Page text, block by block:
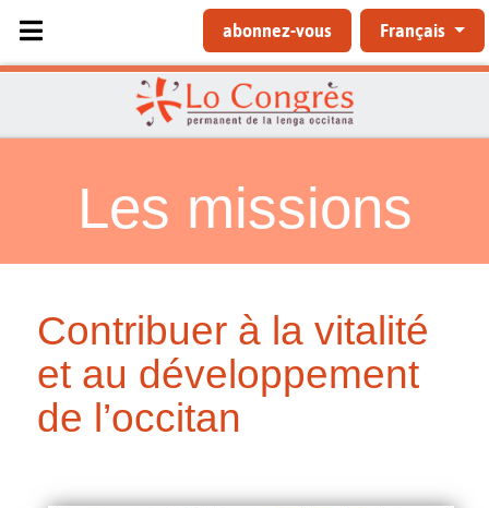
Sélectionnez votre langue
abonnez-vous Français
Les missions
Contribuer à la vitalité
et au développement
de l’occitan